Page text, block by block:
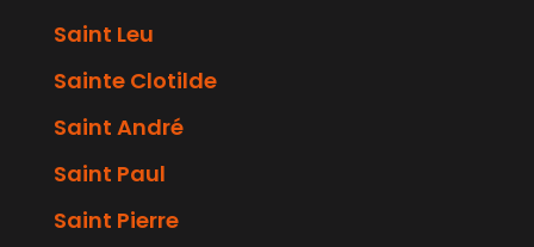
Saint Leu
Sainte Clotilde
Saint André
Saint Paul
Saint Pierre